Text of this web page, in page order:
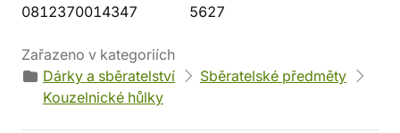
0812370014347
5627
Zařazeno v kategoriích
Dárky a sběratelství
Sběratelské předměty
Kouzelnické hůlky